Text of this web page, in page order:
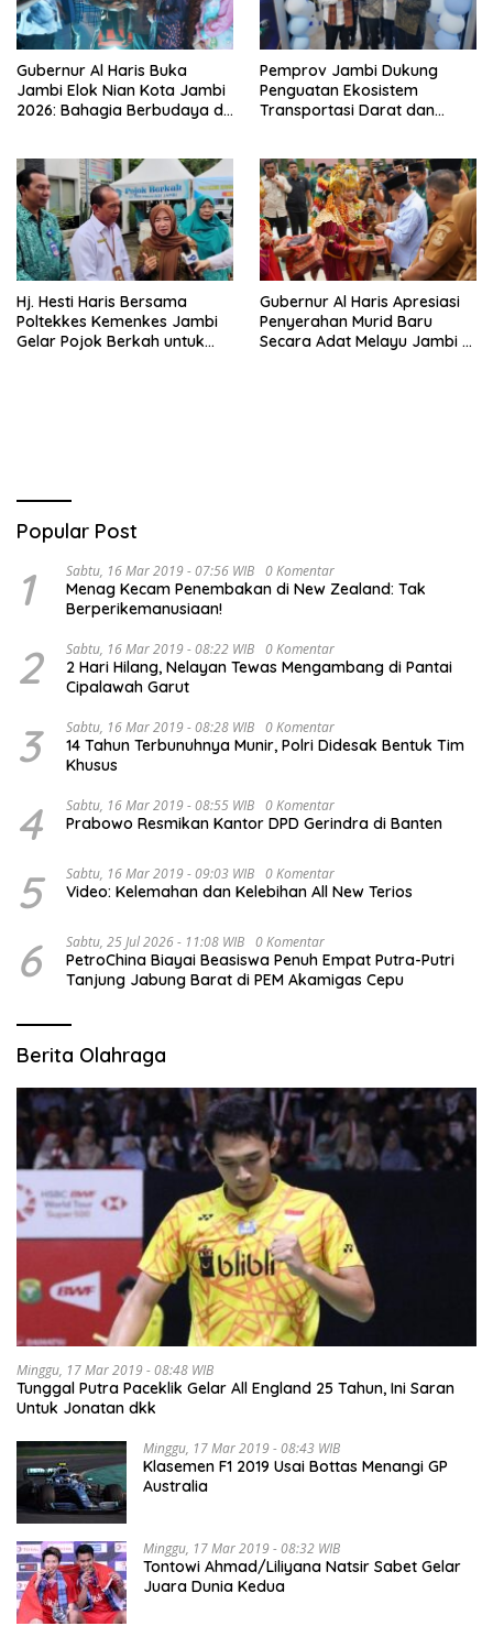
Gubernur Al Haris Buka
Jambi Elok Nian Kota Jambi
2026: Bahagia Berbudaya di
Pemprov Jambi Dukung
Penguatan Ekosistem
Transportasi Darat dan
Perhubungan Darat
Hj. Hesti Haris Bersama
Poltekkes Kemenkes Jambi
Gelar Pojok Berkah untuk
Gubernur Al Haris Apresiasi
Penyerahan Murid Baru
Secara Adat Melayu Jambi di
Popular Post
1 Sabtu, 16 Mar 2019 - 07:56 WIB 0 Komentar
Menag Kecam Penembakan di New Zealand: Tak
Berperikemanusiaan!
2 Sabtu, 16 Mar 2019 - 08:22 WIB 0 Komentar
2 Hari Hilang, Nelayan Tewas Mengambang di Pantai
Cipalawah Garut
3 Sabtu, 16 Mar 2019 - 08:28 WIB 0 Komentar
14 Tahun Terbunuhnya Munir, Polri Didesak Bentuk Tim
Khusus
4 Sabtu, 16 Mar 2019 - 08:55 WIB 0 Komentar
Prabowo Resmikan Kantor DPD Gerindra di Banten
5 Sabtu, 16 Mar 2019 - 09:03 WIB 0 Komentar
Video: Kelemahan dan Kelebihan All New Terios
6 Sabtu, 25 Jul 2026 - 11:08 WIB 0 Komentar
PetroChina Biayai Beasiswa Penuh Empat Putra-Putri
Tanjung Jabung Barat di PEM Akamigas Cepu
Berita Olahraga
Minggu, 17 Mar 2019 - 08:48 WIB
Tunggal Putra Paceklik Gelar All England 25 Tahun, Ini Saran
Untuk Jonatan dkk
Minggu, 17 Mar 2019 - 08:43 WIB
Klasemen F1 2019 Usai Bottas Menangi GP
Australia
Minggu, 17 Mar 2019 - 08:32 WIB
Tontowi Ahmad/Liliyana Natsir Sabet Gelar
Juara Dunia Kedua